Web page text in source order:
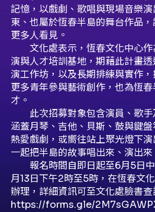
記憶，以戲劇、歌唱與現場音樂
東、也屬於恆春半島的舞台作品
更多人看見。
文化處表示，恆春文化中心作
演與人才培訓基地，期藉此計畫
演工作坊，以及長期排練與實作
更多青年參與藝術創作，也為恆
才。
此次招募對象包含演員、歌手
涵蓋月琴、吉他、貝斯、鼓與鍵盤
熱愛戲劇，或嚮往站上聚光燈下演
一起把半島的故事唱出來、演出來
報名時間自即日起至6月5日中
月13日下午2時至5時，在恆春文
辦理，詳細資訊可至文化處臉書查
https://forms.gle/